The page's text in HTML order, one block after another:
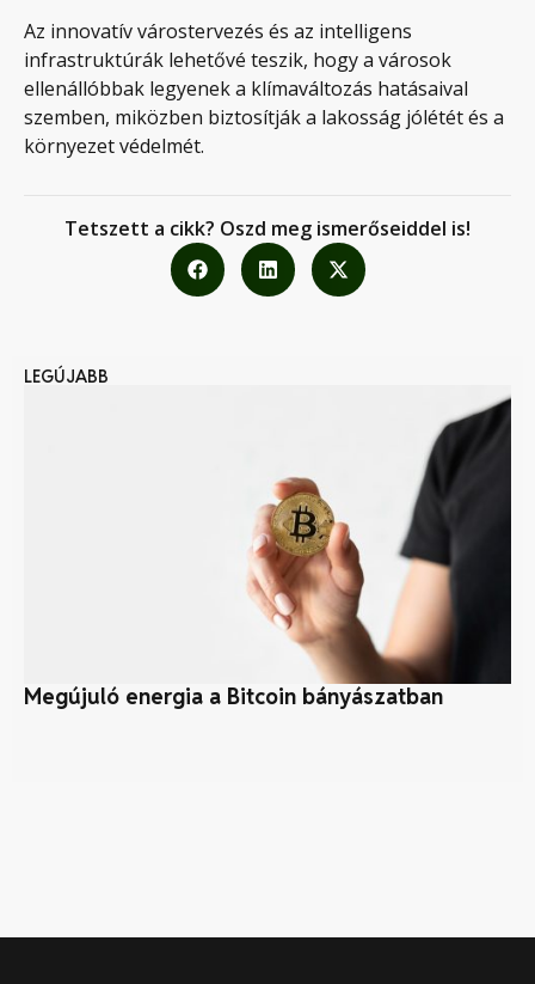
Az innovatív várostervezés és az intelligens
infrastruktúrák lehetővé teszik, hogy a városok
ellenállóbbak legyenek a klímaváltozás hatásaival
szemben, miközben biztosítják a lakosság jólétét és a
környezet védelmét.
Tetszett a cikk? Oszd meg ismerőseiddel is!
LEGÚJABB
Megújuló energia a Bitcoin bányászatban